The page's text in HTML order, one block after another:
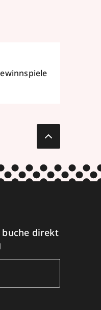
buche direkt